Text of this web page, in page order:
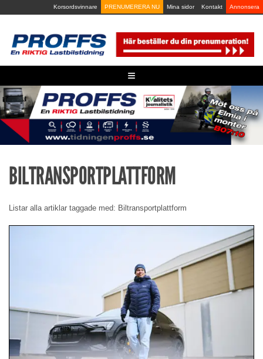
to
Korsordsvinnare PRENUMERERA NU Mina sidor Kontakt Annonsera
≡
BILTRANSPORTPLATTFORM
Listar alla artiklar taggade med: Biltransportplattform